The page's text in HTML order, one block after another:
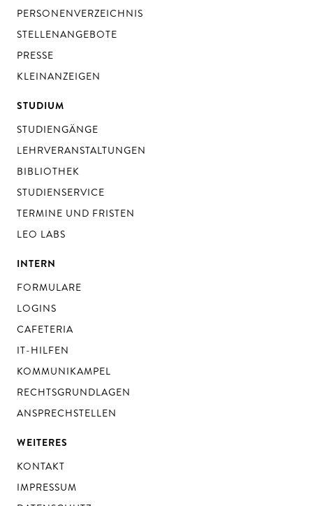
PERSONENVERZEICHNIS
STELLENANGEBOTE
PRESSE
KLEINANZEIGEN
STUDIUM
STUDIENGÄNGE
LEHRVERANSTALTUNGEN
BIBLIOTHEK
STUDIENSERVICE
TERMINE UND FRISTEN
LEO LABS
INTERN
FORMULARE
LOGINS
CAFETERIA
IT-HILFEN
KOMMUNIKAMPEL
RECHTSGRUNDLAGEN
ANSPRECHSTELLEN
WEITERES
KONTAKT
IMPRESSUM